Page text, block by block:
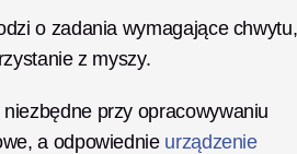
o zadania wymagające chwytu,
z myszy.
przy opracowywaniu
a odpowiednie urządzenie